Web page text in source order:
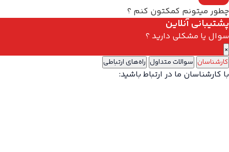
چطور میتونم کمکتون کنم ؟
پشتیبانی آنلاین
سوال یا مشکلی دارید ؟
×
کارشناسان سوالات متداول راه‌های ارتباطی
با کارشناسان ما در ارتباط باشید: